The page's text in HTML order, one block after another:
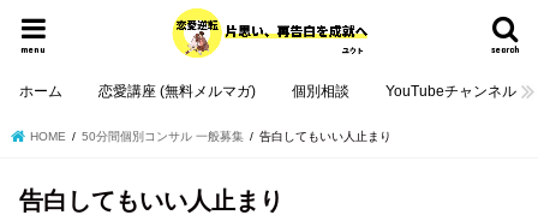
search
menu
ホーム 恋愛講座 (無料メルマガ) 個別相談 YouTubeチャンネル
HOME 50分間個別コンサル 一般募集 告白してもいい人止まり
告白してもいい人止まり